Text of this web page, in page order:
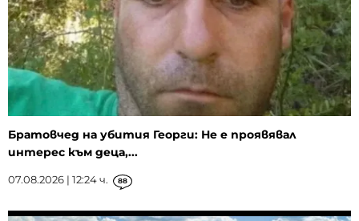
Братовчед на убития Георги: Не е проявявал
интерес към деца,...
07.08.2026 | 12:24 ч. 88